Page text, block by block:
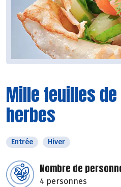
Mille feuilles
herbes
Entrée Hiver
Nombre de
4 personnes